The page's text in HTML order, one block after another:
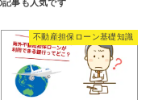
不動産担保ローン基礎知識